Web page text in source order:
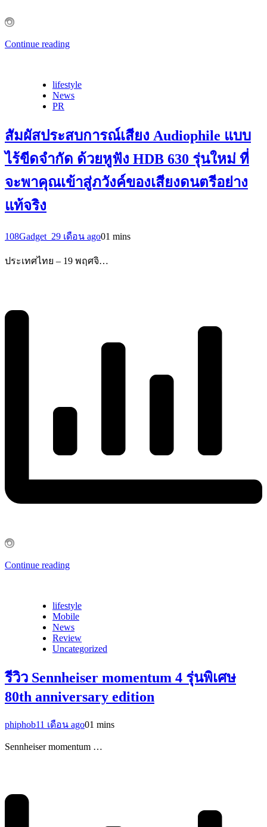
Continue reading
lifestyle
News
PR
สัมผัสประสบการณ์เสียง Audiophile แบบ
ไร้ขีดจำกัด ด้วยหูฟัง HDB 630 รุ่นใหม่ ที่
จะพาคุณเข้าสู่ภวังค์ของเสียงดนตรีอย่าง
แท้จริง
108Gadget_29 เดือน ago01 mins
ประเทศไทย – 19 พฤศจิ…
Continue reading
lifestyle
Mobile
News
Review
Uncategorized
รีวิว Sennheiser momentum 4 รุ่นพิเศษ
80th anniversary edition
phiphob11 เดือน ago01 mins
Sennheiser momentum …